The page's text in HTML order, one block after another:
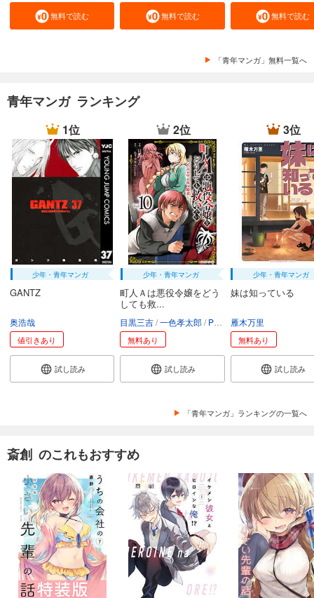
無料で読む 無料で読む 無料で読む
「青年マンガ」無料一覧へ
青年マンガ ランキング
1位
少年・青年マンガ
GANTZ
奥浩哉
値引きあり
試し読み
2位
少年・青年マンガ
町人Ａは悪役令嬢をどう
しても救...
目黒三吉 一色孝太郎 Parum
無料あり
試し読み
3位
少年・青年マンガ
妹は知っている
雁木万里
無料あり
試し読み
「青年マンガ」ランキングの一覧へ
斎創 のこれもおすすめ